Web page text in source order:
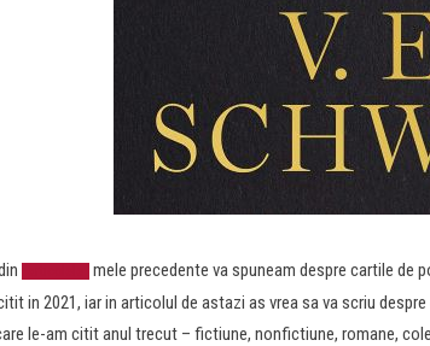
mele precedente va spuneam despre cartile de
in 2021, iar in articolul de astazi as vrea sa va scriu
le-am citit anul trecut – fictiune, nonfictiune, romane,